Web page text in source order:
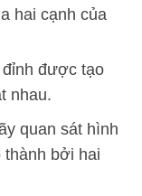
hai cạnh của
đỉnh được tạo
nhau.
quan sát hình
bởi hai